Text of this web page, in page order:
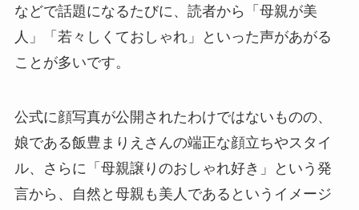
などで話題になるたびに、読者から「母親が美
人」「若々しくておしゃれ」といった声があがる
ことが多いです。
公式に顔写真が公開されたわけではないものの、
娘である飯豊まりえさんの端正な顔立ちやスタイ
ル、さらに「母親譲りのおしゃれ好き」という発
言から、自然と母親も美人であるというイメージ